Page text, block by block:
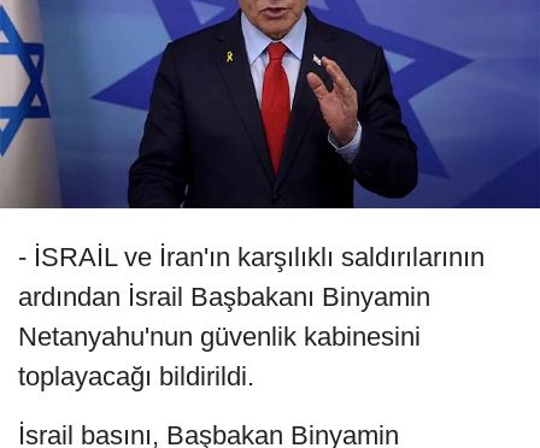
- İSRAİL ve İran'ın karşılıklı saldırılarının
ardından İsrail Başbakanı Binyamin
Netanyahu'nun güvenlik kabinesini
toplayacağı bildirildi.
İsrail basını, Başbakan Binyamin